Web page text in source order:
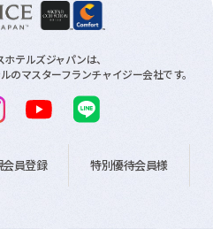
テルズジャパンは、
のマスターフランチャイジー会社です。
員登録 特別優待会員様